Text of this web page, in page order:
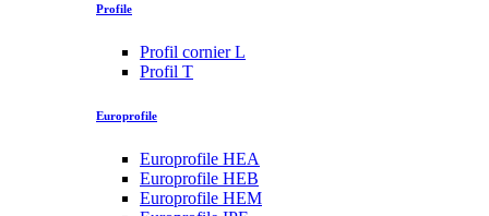
Profile
Profil cornier L
Profil T
Europrofile
Europrofile HEA
Europrofile HEB
Europrofile HEM